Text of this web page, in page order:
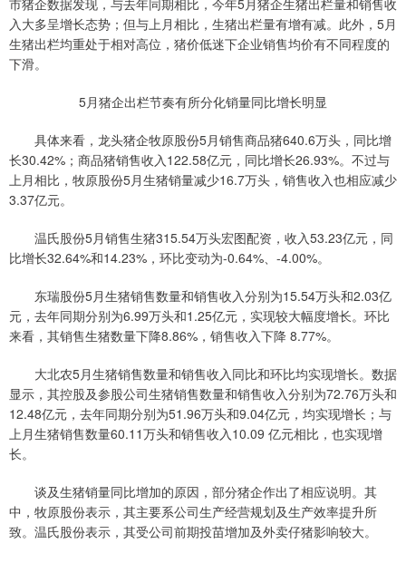
市猪企数据发现，与去年同期相比，今年5月猪企生猪出栏量和销售收
入大多呈增长态势；但与上月相比，生猪出栏量有增有减。此外，5月
生猪出栏均重处于相对高位，猪价低迷下企业销售均价有不同程度的
下滑。
5月猪企出栏节奏有所分化销量同比增长明显
具体来看，龙头猪企牧原股份5月销售商品猪640.6万头，同比增
长30.42%；商品猪销售收入122.58亿元，同比增长26.93%。不过与
上月相比，牧原股份5月生猪销量减少16.7万头，销售收入也相应减少
3.37亿元。
温氏股份5月销售生猪315.54万头宏图配资，收入53.23亿元，同
比增长32.64%和14.23%，环比变动为-0.64%、-4.00%。
东瑞股份5月生猪销售数量和销售收入分别为15.54万头和2.03亿
元，去年同期分别为6.99万头和1.25亿元，实现较大幅度增长。环比
来看，其销售生猪数量下降8.86%，销售收入下降 8.77%。
大北农5月生猪销售数量和销售收入同比和环比均实现增长。数据
显示，其控股及参股公司生猪销售数量和销售收入分别为72.76万头和
12.48亿元，去年同期分别为51.96万头和9.04亿元，均实现增长；与
上月生猪销售数量60.11万头和销售收入10.09 亿元相比，也实现增
长。
谈及生猪销量同比增加的原因，部分猪企作出了相应说明。其
中，牧原股份表示，其主要系公司生产经营规划及生产效率提升所
致。温氏股份表示，其受公司前期投苗增加及外卖仔猪影响较大。